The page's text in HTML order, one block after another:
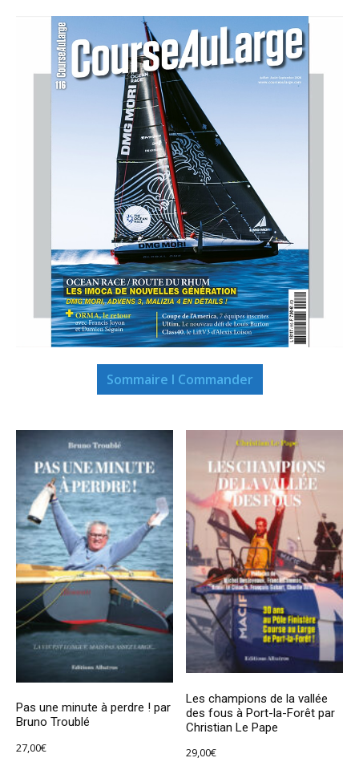
Sommaire I Commander
Pas une minute à perdre ! par
Bruno Troublé
27,00€
Les champions de la vallée
des fous à Port-la-Forêt par
Christian Le Pape
29,00€